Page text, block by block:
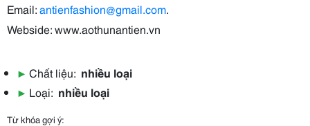
Email:antienfashion@gmail.com.
Webside: www.aothunantien.vn
▶ Chất liệu: nhiều loại
▶ Loại: nhiều loại
Từ khóa gợi ý: